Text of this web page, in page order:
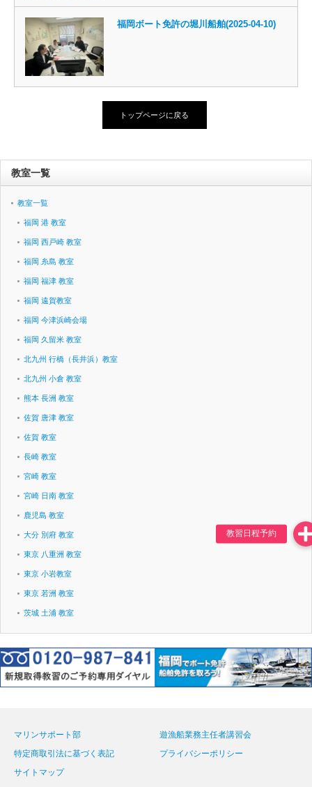
福岡ボート免許の堀川船舶(2025-04-10)
トップページに戻る
教室一覧
教室一覧
福岡 港 教室
福岡 西戸崎 教室
福岡 糸島 教室
福岡 福津 教室
福岡 遠賀教室
福岡 今津浜崎会場
福岡 久留米 教室
北九州 行橋（長井浜）教室
北九州 小倉 教室
熊本 長洲 教室
佐賀 唐津 教室
佐賀 教室
長崎 教室
宮崎 教室
宮崎 日南 教室
鹿児島 教室
大分 別府 教室
東京 八重洲 教室
東京 小岩教室
東京 若洲 教室
茨城 土浦 教室
マリンサポート部
遊漁船業務主任者講習会
特定商取引法に基づく表記
プライバシーポリシー
サイトマップ